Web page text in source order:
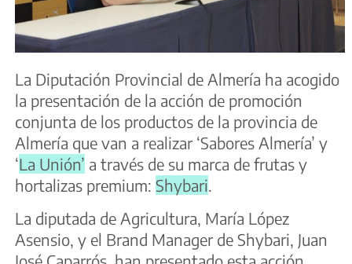
La Diputación Provincial de Almería ha acogido
la presentación de la acción de promoción
conjunta de los productos de la provincia de
Almería que van a realizar ‘Sabores Almería’ y
‘La Unión’ a través de su marca de frutas y
hortalizas premium: Shybari.
La diputada de Agricultura, María López
Asensio, y el Brand Manager de Shybari, Juan